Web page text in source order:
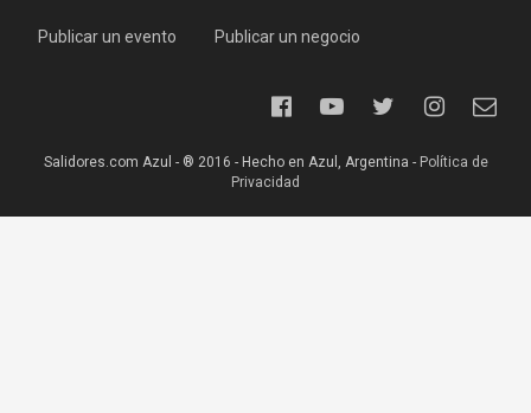
Publicar un evento Publicar un negocio
Salidores.com Azul - ® 2016 - Hecho en Azul, Argentina - Política de
Privacidad